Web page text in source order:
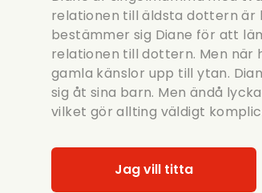
relationen till äldsta dottern är
bestämmer sig Diane för att
relationen till dottern. Men när
gamla känslor upp till ytan.
sig åt sina barn. Men ändå
vilket gör allting väldigt
Jag vill titta